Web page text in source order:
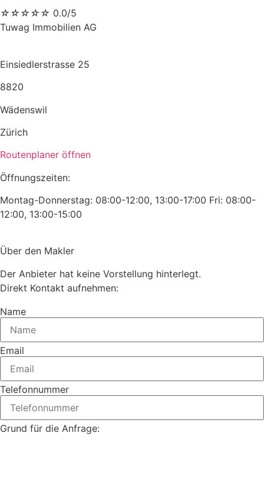
☆☆☆☆☆ 0.0/5
Tuwag Immobilien AG
Einsiedlerstrasse 25
8820
Wädenswil
Zürich
Routenplaner öffnen
Öffnungszeiten:
Montag-Donnerstag: 08:00-12:00, 13:00-17:00 Fri: 08:00-
12:00, 13:00-15:00
Über den Makler
Der Anbieter hat keine Vorstellung hinterlegt.
Direkt Kontakt aufnehmen:
Name
Email
Telefonnummer
Grund für die Anfrage: